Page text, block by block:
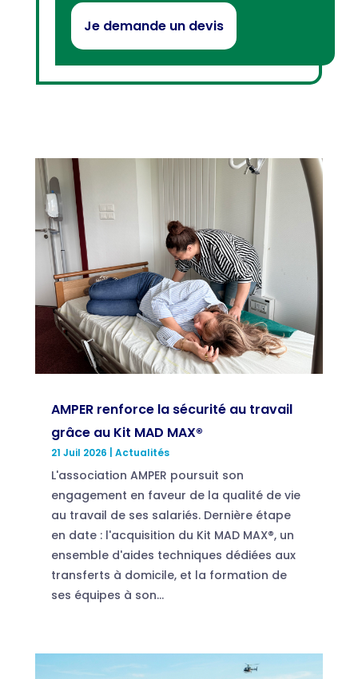
Je demande un devis
AMPER renforce la sécurité au travail
grâce au Kit MAD MAX®
21 Juil 2026 Actualités
L'association AMPER poursuit son
engagement en faveur de la qualité de vie
au travail de ses salariés. Dernière étape
en date : l'acquisition du Kit MAD MAX®, un
ensemble d'aides techniques dédiées aux
transferts à domicile, et la formation de
ses équipes à son...